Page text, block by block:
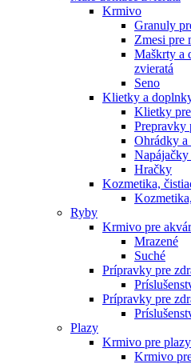
Krmivo
Granuly
Zmesi pre
Maškrty a
zvieratá
Seno
Klietky a
Klietky
Prepravky
Ohrádky
Hračky
Kozmetika,
Ryby
Krmivo pre
Mrazené
Suché
Prípravky pre
Prípravky pre
Plazy
Krmivo pre plazy
Krmivo